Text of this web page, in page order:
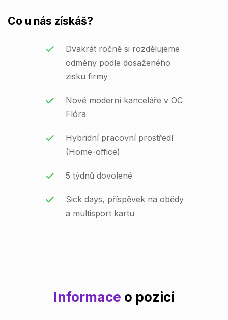
Co u nás získáš?
Dvakrát ročně si rozdělujeme
odměny podle dosaženého
zisku firmy
Nové moderní kanceláře v OC
Flóra
Hybridní pracovní prostředí
(Home-office)
5 týdnů dovolené
Sick days, příspěvek na obědy
a multisport kartu
Informace o pozici